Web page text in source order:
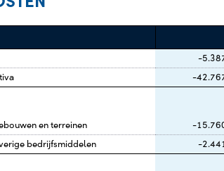
-
-
en terreinen -
bedrijfsmiddelen
-2.441